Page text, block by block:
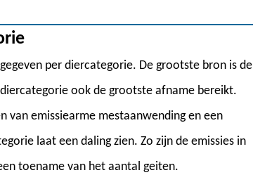
per diercategorie. De grootste bron is de
ook de grootste afname bereikt.
emissiearme mestaanwending en een
laat een daling zien. Zo zijn de emissies in
toename van het aantal geiten.